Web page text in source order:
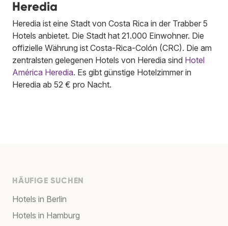
Heredia
Heredia ist eine Stadt von Costa Rica in der Trabber 5
Hotels anbietet. Die Stadt hat 21.000 Einwohner. Die
offizielle Währung ist Costa-Rica-Colón (CRC). Die am
zentralsten gelegenen Hotels von Heredia sind Hotel
América Heredia. Es gibt günstige Hotelzimmer in
Heredia ab 52 € pro Nacht.
HÄUFIGE SUCHEN
Hotels in Berlin
Hotels in Hamburg